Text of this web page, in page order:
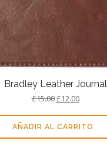
Bradley Leather Journal
£15.00£12.00
AÑADIR AL CARRITO